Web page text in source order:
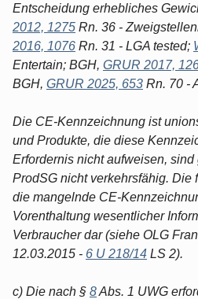
Entscheidung erhebliches
2012, 1275 Rn. 36 -
2016, 1076 Rn. 31 - LGA tested;
Entertain; BGH, GRUR 2017,
BGH, GRUR 2025, 653 Rn. 70 -
Die CE-Kennzeichnung ist
und Produkte, die diese
Erfordernis nicht aufweisen, sind
ProdSG nicht verkehrsfähig. Die
die mangelnde CE-
Vorenthaltung wesentlicher
Verbraucher dar (siehe OLG
12.03.2015 - 6 U 218/14 LS 2).
c) Die nach § 8Abs. 1 UWG